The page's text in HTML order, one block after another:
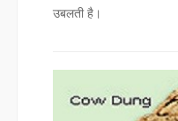
उबलती है।